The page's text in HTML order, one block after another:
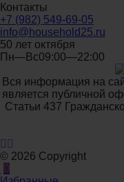
Контакты
+7 (982) 549-69-05
info@household25.ru
50 лет октября
Пн—Вс09:00—22:00
Вся информация на
является публичной
Статьи 437
© 2026 Copyright
0